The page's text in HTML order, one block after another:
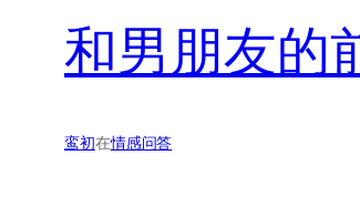
和男朋友的
鸾初在情感问答